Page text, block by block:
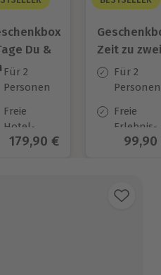
Du &
Für 2
Personen
Freie
Hotel-
Auswahl
Aktueller Preis
179,90 €
Zeit zu
Für 2
Personen
Freie
Erlebnis-
Auswahl
99,90